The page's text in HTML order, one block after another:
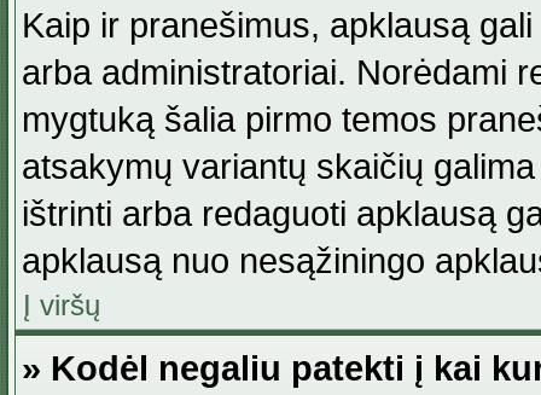
Kaip ir pranešimus, apklausą
arba administratoriai. Norėdami
mygtuką šalia pirmo temos
atsakymų variantų skaičių
ištrinti arba redaguoti apklausą
apklausą nuo nesąžiningo
Į viršų
» Kodėl negaliu patekti į kai